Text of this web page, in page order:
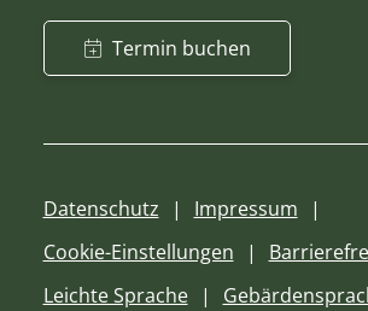
Termin buchen
Datenschutz
Impressum
Cookie-Einstellungen
Leichte Sprache